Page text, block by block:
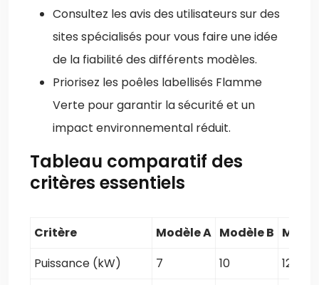
Consultez les avis des utilisateurs sur des
sites spécialisés pour vous faire une idée
de la fiabilité des différents modèles.
Priorisez les poêles labellisés Flamme
Verte pour garantir la sécurité et un
impact environnemental réduit.
Tableau comparatif des
critères essentiels
Critère Modèle A Modèle B
Puissance (kW)
7 10
12